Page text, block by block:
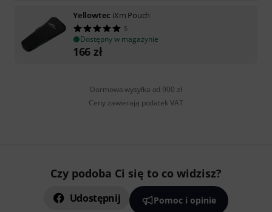
Yellowtec iXm Pouch
5
Dostępny w magazynie
166 zł
Darmowa wysyłka od 900 zł
Ceny zawierają podatek VAT
Czy podoba Ci się to co widzisz?
Udostępnij Pomoc i opinie